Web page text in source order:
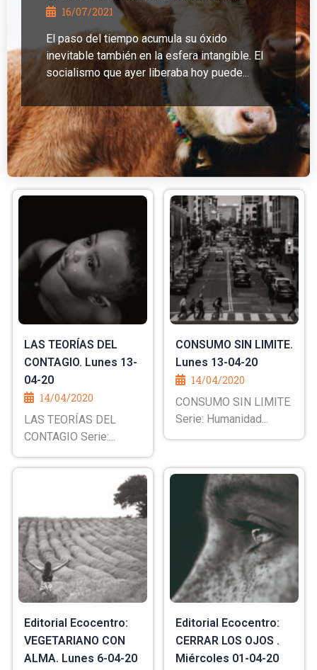
16/07/2021
El paso del tiempo acumula su óxido
inevitable también en la esfera intangible. El
socialismo que ayer liberaba hoy puede...
LAS TEORÍAS DEL
CONTAGIO. Lunes 13-
04-20
14/04/2020
LAS TEORÍAS DEL
CONTAGIO Serie:...
CONSUMO SIN LIMITE.
Lunes 13-04-20
14/04/2020
CONSUMO SIN LIMITE
Serie: Humanidad...
Editorial Ecocentro:
VEGETARIANO CON
ALMA. Lunes 6-04-20
Editorial Ecocentro:
CERRAR LOS OJOS .
Miércoles 01-04-20